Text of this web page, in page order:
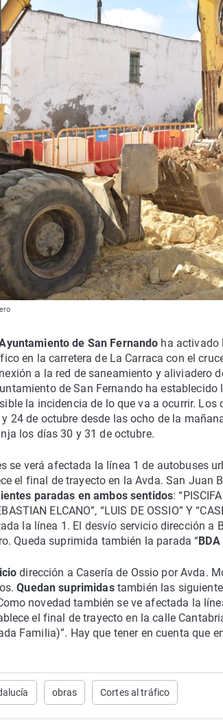
de San Fernando ha activado
en la carretera de La Carraca con el
a la red de saneamiento y aliviadero
de San Fernando ha
la incidencia de lo que va a ocurrir.
y 24 de octubre desde las ocho de la
los días 30 y 31 de octubre.
se verá afectada la línea 1 de autobuses
el final de trayecto en la Avda. San Juan
paradas en ambos sentidos:
ELCANO”, “LUIS DE OSSIO” Y
la línea 1. El desvío servicio dirección a
Queda suprimida también la parada “
dirección a Casería de Ossio por Avda.
Quedan suprimidastambién las
Como novedad también se ve afectada la
el final de trayecto en la calle
Familia)”. Hay que tener en cuenta que
obras Cortes al tráfico